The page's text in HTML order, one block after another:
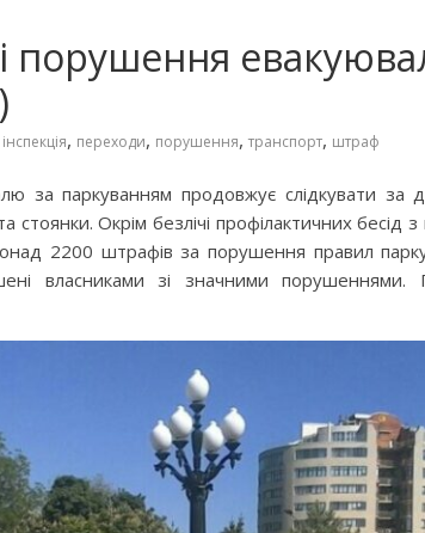
порушення
інспекція, переходи, порушення, транспорт, штраф
за паркуванням продовжує слідкувати за
стоянки. Окрім безлічі профілактичних бесід
2200 штрафів за порушення правил
власниками зі значними порушеннями.